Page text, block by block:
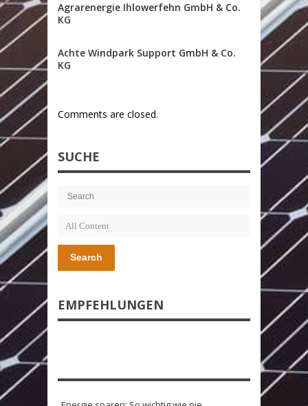
Agrarenergie Ihlowerfehn GmbH & Co.
KG
Achte Windpark Support GmbH & Co.
KG
Comments are closed.
SUCHE
Search
EMPFEHLUNGEN